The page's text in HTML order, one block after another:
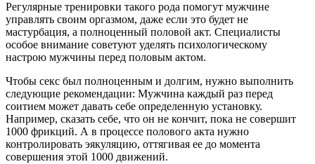
Регулярные тренировки такого рода помогут мужчине
управлять своим оргазмом, даже если это будет не
мастурбация, а полноценный половой акт. Специалисты
особое внимание советуют уделять психологическому
настрою мужчины перед половым актом.
Чтобы секс был полноценным и долгим, нужно выполнить
следующие рекомендации: Мужчина каждый раз перед
соитием может давать себе определенную установку.
Например, сказать себе, что он не кончит, пока не совершит
1000 фрикций. А в процессе полового акта нужно
контролировать эякуляцию, оттягивая ее до момента
совершения этой 1000 движений.